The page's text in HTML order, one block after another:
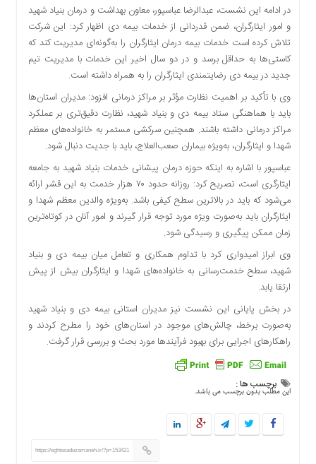
یادداشت
در ادامه این نشست، عبدالرضا عباسپور، معاون بهداشت و درمان بنیاد شهید
و امور ایثارگران، ضمن قدردانی از خدمات بیمه دی اظهار کرد: این شرکت
تلاش کرده است خدمات بیمه درمان ایثارگران را به‌گونه‌ای مدیریت کند که
کاستی‌ها به حداقل برسد و در دو سال اخیر این خدمات با مدیریت تیم
جدید در بیمه دی رضایتمندی ایثارگران را به همراه داشته است.
وی با تأکید بر اهمیت نظارت مؤثر بر مراکز درمانی افزود: مدیران استان‌ها
باید با هماهنگی ستاد بیمه دی و بنیاد شهید، نظارت دقیق‌تری بر عملکرد
مراکز درمانی داشته باشند. همچنین سرکشی مستمر به خانواده‌های معظم
شهدا و ایثارگران، به‌ویژه بیماران صعب‌العلاج، باید با جدیت دنبال شود.
عباسپور با اشاره به اینکه حوزه درمان پیشانی خدمات بنیاد شهید به جامعه
ایثارگری است، تصریح کرد: روزانه حدود ۷۰ هزار خدمت به این قشر ارائه
می‌شود که باید در بالاترین سطح کیفی باشد. به‌ویژه والدین معظم شهدا و
ایثارگران باید به‌صورت ویژه مورد توجه قرار گیرند و امور آنان در کوتاه‌ترین
زمان ممکن پیگیری و رسیدگی شود.
وی ابراز امیدواری کرد با تداوم همکاری و تعامل میان بیمه دی و بنیاد
شهید، سطح خدمت‌رسانی به خانواده‌های شهدا و ایثارگران بیش از پیش
ارتقا یابد.
در بخش پایانی این نشست نیز مدیران استانی بیمه دی و بنیاد شهید
به‌صورت برخط، چالش‌های موجود در استان‌های خود را مطرح کردند و
راهکارهای اجرایی برای بهبود فرآیندها مورد بحث و بررسی قرار گرفت.
برچسب ها :
این مطلب بدون برچسب می باشد.
https://eghtesadezamaneh.ir/?p=153421